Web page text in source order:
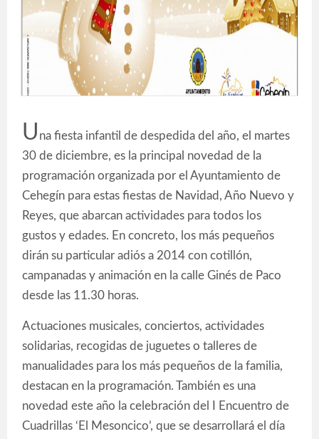
U na fiesta infantil de despedida del año, el martes
30 de diciembre, es la principal novedad de la
programación organizada por el Ayuntamiento de
Cehegín para estas fiestas de Navidad, Año Nuevo y
Reyes, que abarcan actividades para todos los
gustos y edades. En concreto, los más pequeños
dirán su particular adiós a 2014 con cotillón,
campanadas y animación en la calle Ginés de Paco
desde las 11.30 horas.
Actuaciones musicales, conciertos, actividades
solidarias, recogidas de juguetes o talleres de
manualidades para los más pequeños de la familia,
destacan en la programación. También es una
novedad este año la celebración del I Encuentro de
Cuadrillas ‘El Mesoncico’, que se desarrollará el día